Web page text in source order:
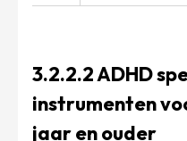
3.2.2.2 ADHD
instrumenten
jaar en ouder